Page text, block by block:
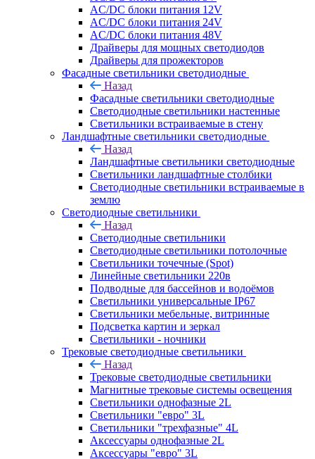
AC/DC блоки питания 12V
AC/DC блоки питания 24V
AC/DC блоки питания 48V
Драйверы для мощных светодиодов
Драйверы для прожекторов
Фасадные светильники светодиодные
Назад
Фасадные светильники светодиодные
Светодиодные светильники настенные
Светильники встраиваемые в стену
Ландшафтные светильники светодиодные
Назад
Ландшафтные светильники светодиодные
Светильники ландшафтные столбики
Светодиодные светильники встраиваемые в
землю
Светодиодные светильники
Назад
Светодиодные светильники
Светодиодные светильники потолочные
Светильники точечные (Spot)
Линейные светильники 220в
Подводные для бассейнов и водоёмов
Светильники универсальные IP67
Светильники мебельные, витринные
Подсветка картин и зеркал
Светильники - ночники
Трековые светодиодные светильники
Назад
Трековые светодиодные светильники
Магнитные трековые системы освещения
Светильники однофазные 2L
Светильники "евро" 3L
Светильники "трехфазные" 4L
Аксессуары однофазные 2L
Аксессуары "евро" 3L